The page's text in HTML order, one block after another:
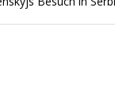
Was die
bedeutet